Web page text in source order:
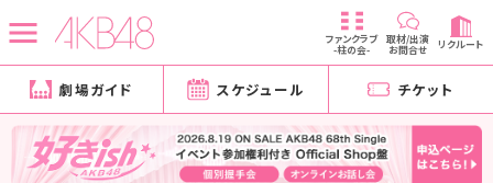
ファンクラブ
-柱の会-
取材/出演
お問合せ リクルート
劇場ガイド スケジュール チケット